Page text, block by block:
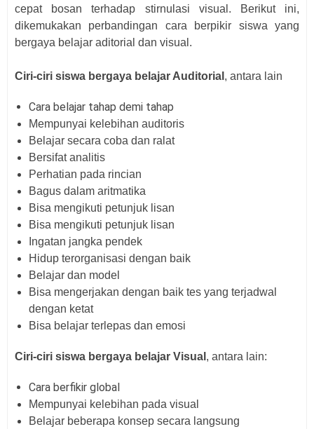
cepat bosan terhadap stirnulasi visual. Berikut ini,
dikemukakan perbandingan cara berpikir siswa yang
bergaya belajar aditorial dan visual.
Ciri-ciri siswa bergaya belajar Auditorial , antara lain
Cara belajar tahap demi tahap
Mempunyai kelebihan auditoris
Belajar secara coba dan ralat
Bersifat analitis
Perhatian pada rincian
Bagus dalam aritmatika
Bisa mengikuti petunjuk lisan
Bisa mengikuti petunjuk lisan
Ingatan jangka pendek
Hidup terorganisasi dengan baik
Belajar dan model
Bisa mengerjakan dengan baik tes yang terjadwal
dengan ketat
Bisa belajar terlepas dan emosi
Ciri-ciri siswa bergaya belajar Visual , antara lain:
Cara berfikir global
Mempunyai kelebihan pada visual
Belajar beberapa konsep secara langsung